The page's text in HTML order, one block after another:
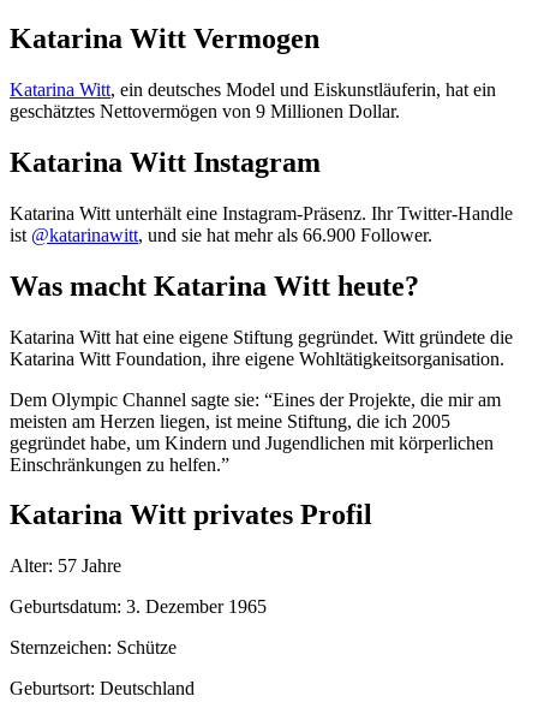
Katarina Witt Vermogen
Katarina Witt, ein deutsches Model und Eiskunstläuferin, hat ein
geschätztes Nettovermögen von 9 Millionen Dollar.
Katarina Witt Instagram
Katarina Witt unterhält eine Instagram-Präsenz. Ihr Twitter-Handle
ist @katarinawitt, und sie hat mehr als 66.900 Follower.
Was macht Katarina Witt heute?
Katarina Witt hat eine eigene Stiftung gegründet. Witt gründete die
Katarina Witt Foundation, ihre eigene Wohltätigkeitsorganisation.
Dem Olympic Channel sagte sie: “Eines der Projekte, die mir am
meisten am Herzen liegen, ist meine Stiftung, die ich 2005
gegründet habe, um Kindern und Jugendlichen mit körperlichen
Einschränkungen zu helfen.”
Katarina Witt privates Profil
Alter: 57 Jahre
Geburtsdatum: 3. Dezember 1965
Sternzeichen: Schütze
Geburtsort: Deutschland